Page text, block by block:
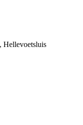
Hellevoetsluis